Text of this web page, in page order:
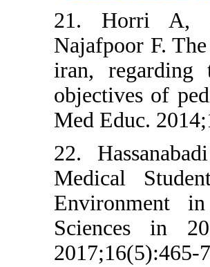
21.
22.